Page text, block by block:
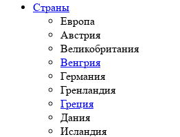
Страны
Европа
Австрия
Великобритания
Венгрия
Германия
Гренландия
Греция
Дания
Исландия